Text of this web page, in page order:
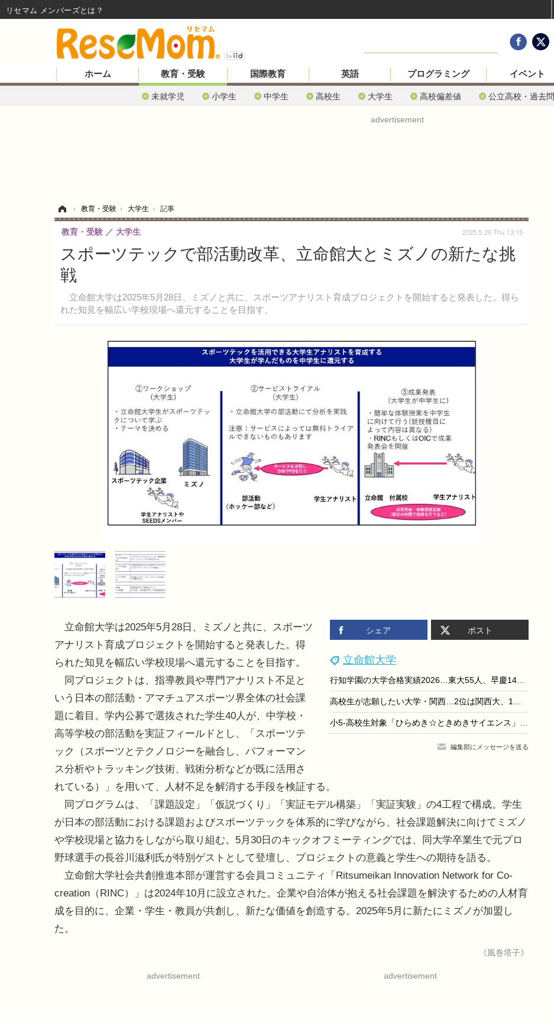
ホーム 教育・受験
未就学児 小学生 中学生 高校生 大学生 高校偏差値 公立高校・過去問
国際教育 英語 プログラミング イベント
advertisement
› 教育・受験 › 大学生 › 記事
スポーツテックで部活動改革、立命館大とミズノの新たな挑
戦
立命館大学は2025年5月28日、ミズノと共に、スポーツアナリスト育成プロジェクトを開始すると発表した。得ら
れた知見を幅広い学校現場へ還元することを目指す。
教育・受験 大学生 2025.5.29 Thu 13:15
シェア ポスト
立命館大学
行知学園の大学合格実績2026…東大55人、早慶149人
高校生が志願したい大学・関西…2位は関西大、1位は？
小5-高校生対象「ひらめき☆ときめきサイエンス」大学の研究室で科学を体験
編集部にメッセージを送る
立命館大学は2025年5月28日、ミズノと共に、スポーツ
アナリスト育成プロジェクトを開始すると発表した。得
られた知見を幅広い学校現場へ還元することを目指す。
同プロジェクトは、指導教員や専門アナリスト不足と
いう日本の部活動・アマチュアスポーツ界全体の社会課
題に着目。学内公募で選抜された学生40人が、中学校・
高等学校の部活動を実証フィールドとし、「スポーツテ
ック（スポーツとテクノロジーを融合し、パフォーマン
ス分析やトラッキング技術、戦術分析などが既に活用さ
れている）」を用いて、人材不足を解消する手段を検証する。
同プログラムは、「課題設定」「仮説づくり」「実証モデル構築」「実証実験」の4工程で構成。学生
が日本の部活動における課題およびスポーツテックを体系的に学びながら、社会課題解決に向けてミズノ
や学校現場と協力をしながら取り組む。5月30日のキックオフミーティングでは、同大学卒業生で元プロ
野球選手の長谷川滋利氏が特別ゲストとして登壇し、プロジェクトの意義と学生への期待を語る。
立命館大学社会共創推進本部が運営する会員コミュニティ「Ritsumeikan Innovation Network for Co-
creation（RINC）」は2024年10月に設立された。企業や自治体が抱える社会課題を解決するための人材育
成を目的に、企業・学生・教員が共創し、新たな価値を創造する。2025年5月に新たにミズノが加盟し
た。
《風巻塔子》
advertisement advertisement
リセマム メンバーズ